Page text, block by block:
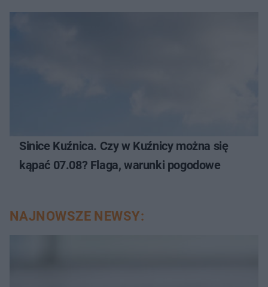
Sinice Kuźnica. Czy w Kuźnicy można się
kąpać 07.08? Flaga, warunki pogodowe
NAJNOWSZE NEWSY: